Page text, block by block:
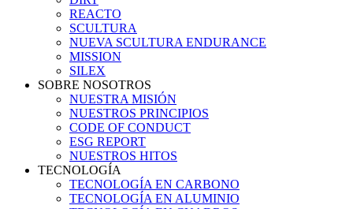
REACTO
SCULTURA
NUEVA SCULTURA ENDURANCE
MISSION
SILEX
SOBRE NOSOTROS
NUESTRA MISIÓN
NUESTROS PRINCIPIOS
CODE OF CONDUCT
ESG REPORT
NUESTROS HITOS
TECNOLOGÍA
TECNOLOGÍA EN CARBONO
TECNOLOGÍA EN ALUMINIO